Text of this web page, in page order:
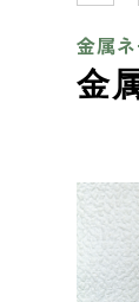
金属
金